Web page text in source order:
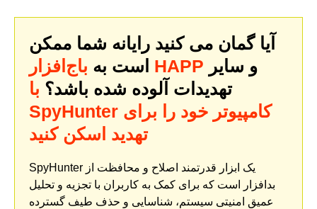
آیا گمان می کنید رایانه شما ممکن
است به باج‌افزار HAPP
تهدیدات آلوده شده باشد؟ با
SpyHunter کامپیوتر خود را برای
تهدید اسکن کنید
SpyHunter یک ابزار قدرتمند اصلاح و محافظت از
بدافزار است که برای کمک به کاربران با تجزیه و تحلیل
عمیق امنیتی سیستم، شناسایی و حذف طیف گسترده